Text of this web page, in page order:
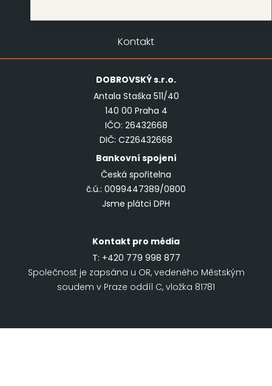
Kontakt
DOBROVSKÝs.r.o.
Antala Staška 511/40
140 00 Praha 4
IČO: 26432668
DIČ: CZ26432668
Bankovní spojení
Česká spořitelna
č.ú.: 0099447389/0800
Jsme plátci DPH
Kontakt pro média
T: +420 779 998 877
Společnost je zapsána u OR, vedeného Městským
soudem v Praze oddíl C, vložka 81781